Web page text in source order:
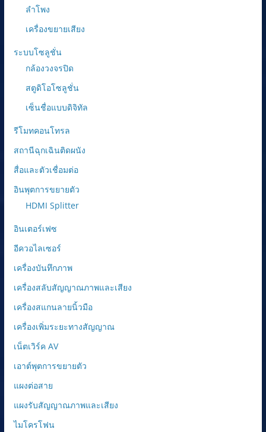
ลำโพง
เครื่องขยายเสียง
ระบบโซลูชั่น
กล้องวงจรปิด
สตูดิโอโซลูชั่น
เซ็นชื่อแบบดิจิทัล
รีโมทคอนโทรล
สถานีฉุกเฉินติดผนัง
สื่อและตัวเชื่อมต่อ
อินพุตการขยายตัว
HDMI Splitter
อินเตอร์เฟซ
อีควอไลเซอร์
เครื่องบันทึกภาพ
เครื่องสลับสัญญาณภาพและเสียง
เครื่องสแกนลายนิ้วมือ
เครื่องเพิ่มระยะทางสัญญาณ
เน็ตเวิร์ค AV
เอาต์พุตการขยายตัว
แผงต่อสาย
แผงรับสัญญาณภาพและเสียง
ไมโครโฟน